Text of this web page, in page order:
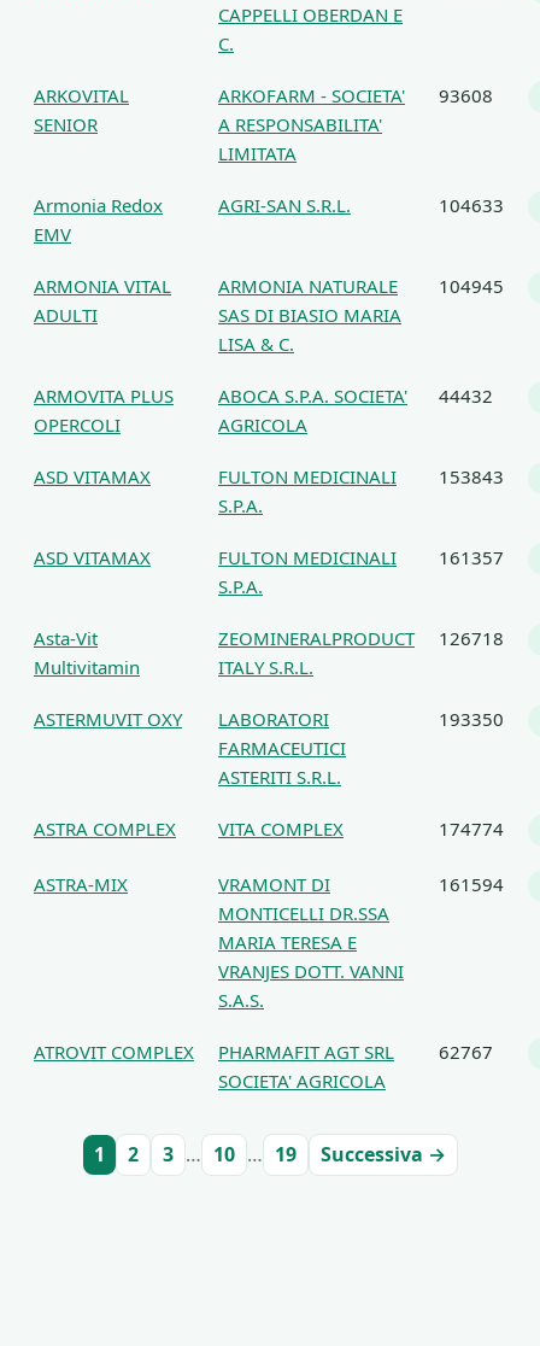
CAPPELLI OBERDAN E
C.
ARKOVITAL
SENIOR
ARKOFARM - SOCIETA'
A RESPONSABILITA'
LIMITATA
93608
Armonia Redox
EMV
AGRI-SAN S.R.L. 104633
ARMONIA VITAL
ADULTI
ARMONIA NATURALE
SAS DI BIASIO MARIA
LISA & C.
104945
ARMOVITA PLUS
OPERCOLI
ABOCA S.P.A. SOCIETA'
AGRICOLA
44432
ASD VITAMAX
FULTON MEDICINALI
S.P.A.
153843
ASD VITAMAX
FULTON MEDICINALI
S.P.A.
161357
Asta-Vit
Multivitamin
ZEOMINERALPRODUCT
ITALY S.R.L.
126718
ASTERMUVIT OXY
LABORATORI
FARMACEUTICI
ASTERITI S.R.L.
193350
ASTRA COMPLEX VITA COMPLEX 174774
ASTRA-MIX
VRAMONT DI
MONTICELLI DR.SSA
MARIA TERESA E
VRANJES DOTT. VANNI
S.A.S.
161594
ATROVIT COMPLEX
PHARMAFIT AGT SRL
SOCIETA' AGRICOLA
62767
1 2 3 … 10 … 19 Successiva →